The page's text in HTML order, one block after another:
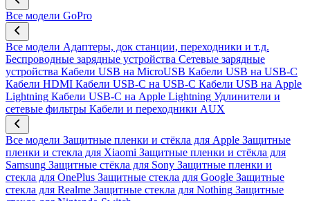
Все модели GoPro
Все модели Адаптеры, док станции, переходники и т.д.
Беспроводные зарядные устройства Сетевые зарядные
устройства Кабели USB на MicroUSB Кабели USB на USB-C
Кабели HDMI Кабели USB-C на USB-C Кабели USB на Apple
Lightning Кабели USB-C на Apple Lightning Удлинители и
сетевые фильтры Кабели и переходники AUX
Все модели Защитные пленки и стёкла для Apple Защитные
пленки и стекла для Xiaomi Защитные пленки и стёкла для
Samsung Защитные стёкла для Sony Защитные пленки и
стекла для OnePlus Защитные стекла для Google Защитные
стекла для Realme Защитные стекла для Nothing Защитные